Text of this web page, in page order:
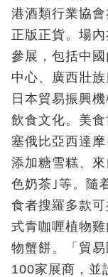
港酒類行業協
正版正貨。場
參展，包括中
中心、廣西壯
日本貿易振興
飲食文化。美
塞俄比亞西達
添加糖雪糕、
色奶茶｣等。隨
食者搜羅多款
式青咖喱植物
物蟹餅。「貿
100家展商，並